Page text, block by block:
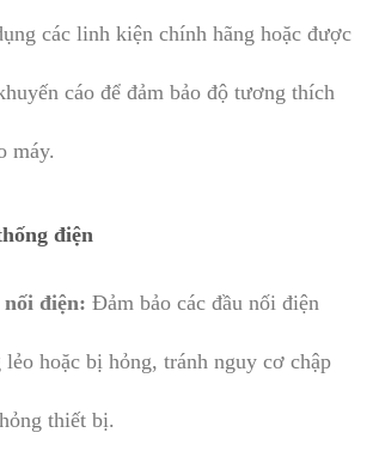
các linh kiện chính hãng hoặc được
cáo để đảm bảo độ tương thích
máy.
điện
điện: Đảm bảo các đầu nối điện
hoặc bị hỏng, tránh nguy cơ chập
thiết bị.